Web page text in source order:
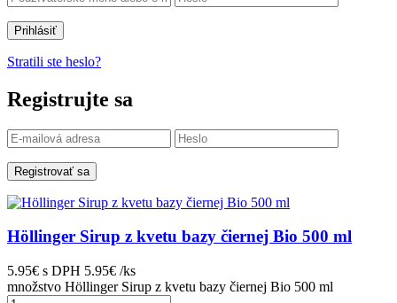
Prihlásiť
Stratili ste heslo?
Registrujte sa
Registrovať sa
Höllinger Sirup z kvetu bazy čiernej Bio 500 ml
5.95€ s DPH 5.95€ /ks
množstvo Höllinger Sirup z kvetu bazy čiernej Bio 500 ml